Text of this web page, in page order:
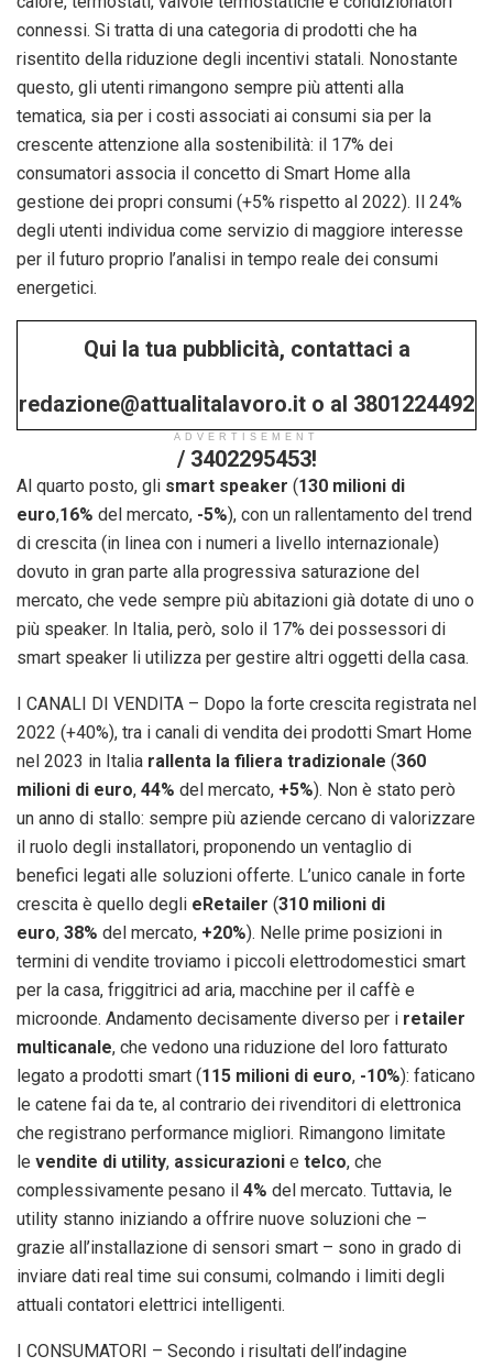
connessi. Si tratta di una categoria di prodotti che ha
risentito della riduzione degli incentivi statali. Nonostante
questo, gli utenti rimangono sempre più attenti alla
tematica, sia per i costi associati ai consumi sia per la
crescente attenzione alla sostenibilità: il 17% dei
consumatori associa il concetto di Smart Home alla
gestione dei propri consumi (+5% rispetto al 2022). Il 24%
degli utenti individua come servizio di maggiore interesse
per il futuro proprio l’analisi in tempo reale dei consumi
energetici.
Qui la tua pubblicità, contattaci a
redazione@attualitalavoro.it o al 3801224492
/ 3402295453!
ADVERTISEMENT
Al quarto posto, gli smart speaker (130 milioni di
euro,16% del mercato, -5%), con un rallentamento del trend
di crescita (in linea con i numeri a livello internazionale)
dovuto in gran parte alla progressiva saturazione del
mercato, che vede sempre più abitazioni già dotate di uno o
più speaker. In Italia, però, solo il 17% dei possessori di
smart speaker li utilizza per gestire altri oggetti della casa.
I CANALI DI VENDITA – Dopo la forte crescita registrata nel
2022 (+40%), tra i canali di vendita dei prodotti Smart Home
nel 2023 in Italia rallenta la filiera tradizionale (360
milioni di euro, 44% del mercato, +5%). Non è stato però
un anno di stallo: sempre più aziende cercano di valorizzare
il ruolo degli installatori, proponendo un ventaglio di
benefici legati alle soluzioni offerte. L’unico canale in forte
crescita è quello degli eRetailer (310 milioni di
euro, 38% del mercato, +20%). Nelle prime posizioni in
termini di vendite troviamo i piccoli elettrodomestici smart
per la casa, friggitrici ad aria, macchine per il caffè e
microonde. Andamento decisamente diverso per i retailer
multicanale, che vedono una riduzione del loro fatturato
legato a prodotti smart (115 milioni di euro, -10%): faticano
le catene fai da te, al contrario dei rivenditori di elettronica
che registrano performance migliori. Rimangono limitate
le vendite di utility, assicurazioni e telco, che
complessivamente pesano il 4% del mercato. Tuttavia, le
utility stanno iniziando a offrire nuove soluzioni che –
grazie all’installazione di sensori smart – sono in grado di
inviare dati real time sui consumi, colmando i limiti degli
attuali contatori elettrici intelligenti.
I CONSUMATORI – Secondo i risultati dell’indagine